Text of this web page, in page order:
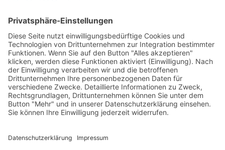
freuen!
COOKIE-EINSTELLUNGEN